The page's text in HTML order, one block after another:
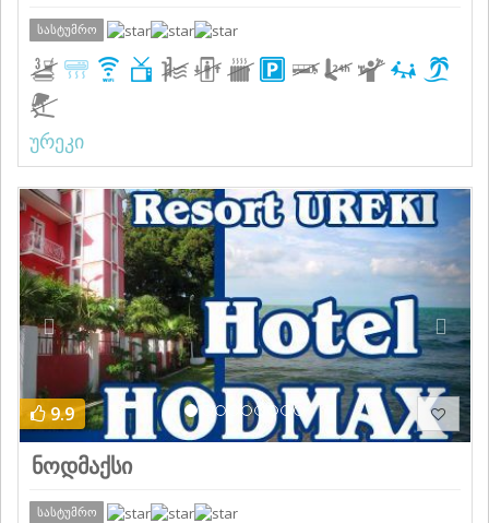
სასტუმრო
ურეკი
Previous Next
9.9
ნოდმაქსი
სასტუმრო